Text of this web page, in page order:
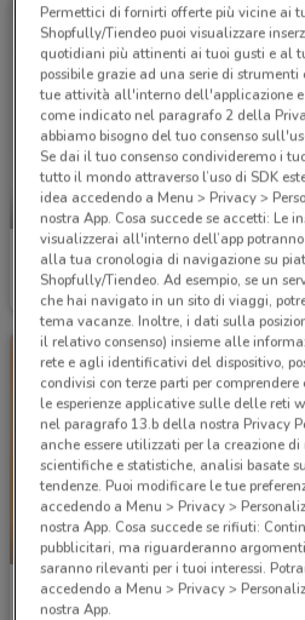
-2 GIORNI
Aldi
Scade domenica 2.7 km
-5 GIORNI
Conad
Permettici di fornirti offerte più vicine ai
Shopfully/Tiendeo puoi visualizzare
quotidiani più attinenti ai tuoi gusti e al
possibile grazie ad una serie di
tue attività all'interno dell'applicazione
come indicato nel paragrafo 2 della
abbiamo bisogno del tuo consenso
Se dai il tuo consenso condivideremo i
tutto il mondo attraverso l’uso di SDK
idea accedendo a Menu > Privacy >
nostra App. Cosa succede se accetti: Le
visualizzerai all'interno dell’app
alla tua cronologia di navigazione su
Shopfully/Tiendeo. Ad esempio, se un
che hai navigato in un sito di viaggi,
tema vacanze. Inoltre, i dati sulla
il relativo consenso) insieme alle
rete e agli identificativi del dispositivo,
condivisi con terze parti per
le esperienze applicative sulle delle reti
nel paragrafo 13.b della nostra Privacy
anche essere utilizzati per la creazione
scientifiche e statistiche, analisi basate
tendenze. Puoi modificare le tue
accedendo a Menu > Privacy >
nostra App. Cosa succede se rifiuti:
pubblicitari, ma riguarderanno
saranno rilevanti per i tuoi interessi.
accedendo a Menu > Privacy >
nostra App.